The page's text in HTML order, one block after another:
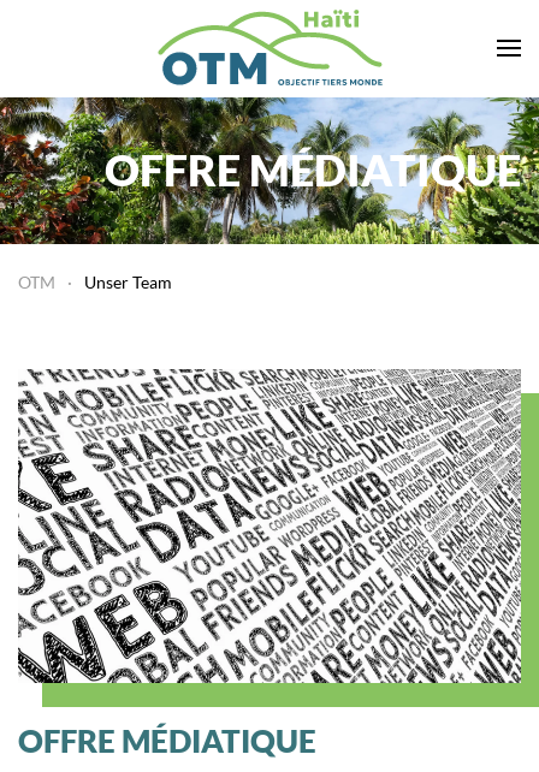
Zum Hauptinhalt springen
OFFRE MÉDIATIQUE
OTM Unser Team
OFFRE MÉDIATIQUE